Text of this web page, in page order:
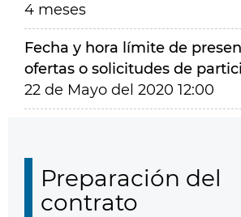
4 meses
Fecha y hora límite de
ofertas o solicitudes de
22 de Mayo del 2020 12:00
Preparación del
contrato